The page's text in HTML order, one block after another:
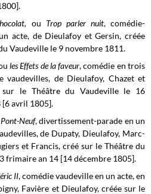
ou Trop parler nuit, comédie-
acte, de Dieulafoy et Gersin, créée
Vaudeville le 9 novembre 1811.
les Effets de la faveur, comédie en trois
vaudevilles, de Dieulafoy, Chazet et
sur le Théâtre du Vaudevillele 16
[6 avril 1805].
Neuf, divertissement-parade en un
de Dupaty, Dieulafoy, Marc-
et Francis, créé sur le Théâtre du
frimaire an 14 [14 décembre 1805].
II, comédie vaudeville en un acte, en
Favière et Dieulafoy, créée sur le